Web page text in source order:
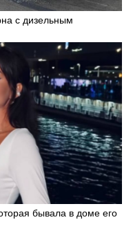
с дизельным
бывала в доме его